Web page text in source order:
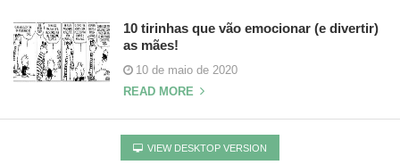
10 tirinhas que vão emocionar (e divertir)
as mães!
10 de maio de 2020
READ MORE
VIEW DESKTOP VERSION